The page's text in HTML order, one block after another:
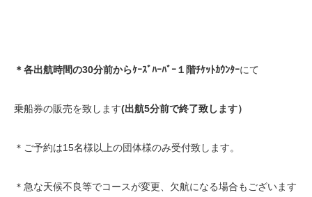
＊各出航時間の30分前からｹｰｽﾞﾊｰﾊﾞｰ１階ﾁｹｯﾄｶｳﾝﾀｰにて
乗船券の販売を致します(出航5分前で終了致します）
＊ご予約は15名様以上の団体様のみ受付致します。
＊急な天候不良等でコースが変更、欠航になる場合もございます